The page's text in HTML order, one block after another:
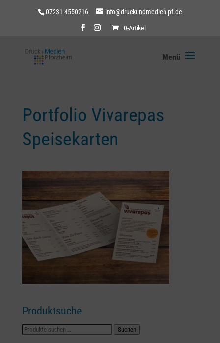
07231-4550216 info@druckundmedien-pf.de
0-Artikel
Portfolio Vivarepas
Speisekarten
Produktsuche
Suchen
Suchen